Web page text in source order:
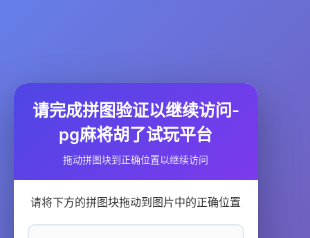
请完成拼图验证以继续访问-
pg麻将胡了试玩平台
拖动拼图块到正确位置以继续访问
请将下方的拼图块拖动到图片中的正确位置